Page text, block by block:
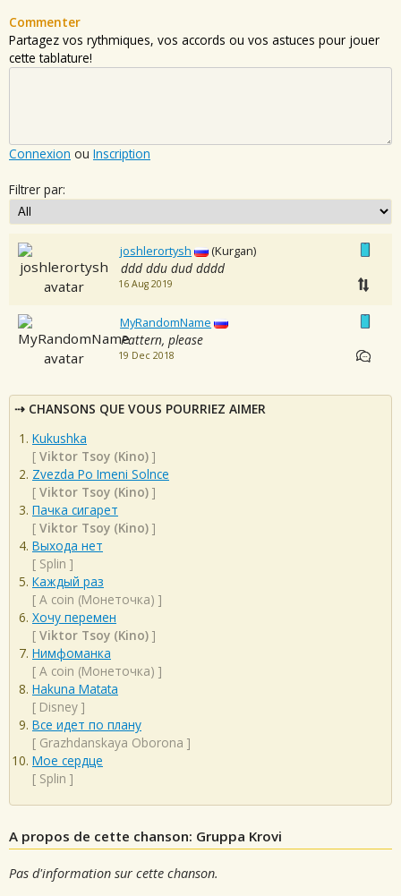
Commenter
Partagez vos rythmiques, vos accords ou vos astuces pour jouer
cette tablature!
Connexion ou Inscription
Filtrer par:
joshlerortysh (Kurgan)
ddd ddu dud dddd
16 Aug 2019
MyRandomName
Pattern, please
19 Dec 2018
CHANSONS QUE VOUS POURRIEZ AIMER
Kukushka
[ Viktor Tsoy (Kino) ]
Zvezda Po Imeni Solnce
[ Viktor Tsoy (Kino) ]
Пачка сигарет
[ Viktor Tsoy (Kino) ]
Выхода нет
[ Splin ]
Каждый раз
[ A coin (Монеточка) ]
Хочу перемен
[ Viktor Tsoy (Kino) ]
Нимфоманка
[ A coin (Монеточка) ]
Hakuna Matata
[ Disney ]
Все идет по плану
[ Grazhdanskaya Oborona ]
Мое сердце
[ Splin ]
A propos de cette chanson: Gruppa Krovi
Pas d'information sur cette chanson.